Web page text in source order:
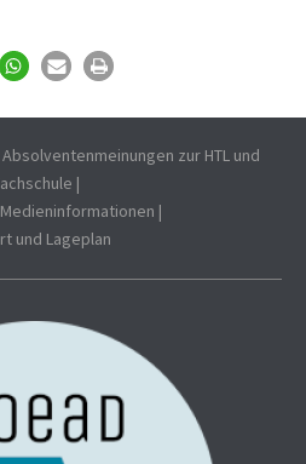
zur HTL und
|
|
und Lageplan